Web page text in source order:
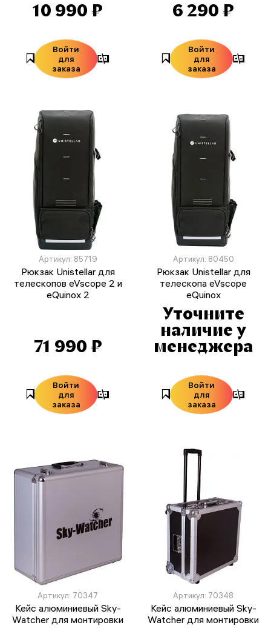
10 990 ₽
Войти
для
заказа
6 290 ₽
Войти
для
заказа
Артикул: 85719
Рюкзак Unistellar для
телескопов eVscope 2 и
eQuinox 2
71 990 ₽
Войти
для
заказа
Артикул: 80450
Рюкзак Unistellar для
телескопа eVscope
eQuinox
Уточните
наличие у
менеджера
Войти
для
заказа
Артикул: 70347
Кейс алюминиевый Sky-
Watcher для монтировки
Артикул: 70348
Кейс алюминиевый Sky-
Watcher для монтировки